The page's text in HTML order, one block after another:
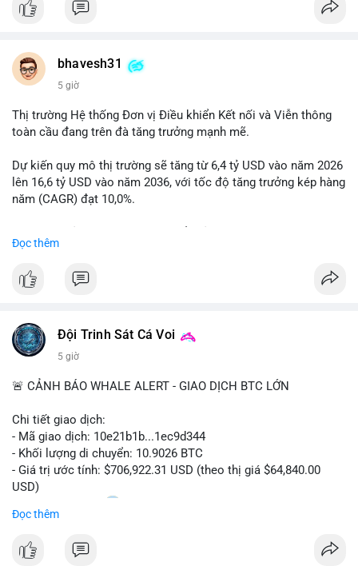
BTC breakout và lệnh long/short.
định crypto là 'vấn đề lớn' giúp giảm áp lực USD. • Binance hỗ
trợ cổ phiếu Apple/IBM. • Bài đăng hấp dẫn về $HFT, $SKYAI,
💡 NHẬN ĐỊNH & KHUYẾN NGHỊ: Tâm lý thị trường đang phân
coin (PENGU, CASHCAT) và tin cậy từ các dự án lớn (BTC,
SOL). Rủi ro tăng nếu không có thông tin rõ ràng về quy định.
bhavesh31
5 giờ
Thị trường Hệ thống Đơn vị Điều khiển Kết nối và Viễn thông
toàn cầu đang trên đà tăng trưởng mạnh mẽ.
Dự kiến quy mô thị trường sẽ tăng từ 6,4 tỷ USD vào năm 2026
lên 16,6 tỷ USD vào năm 2036, với tốc độ tăng trưởng kép hàng
năm (CAGR) đạt 10,0%.
trong các lĩnh vực ô tô, logistics và thiết bị thông minh.
Doanh nghiệp cần theo dõi xu hướng này để nắm bắt cơ hội
Đọc thêm
Đội Trinh Sát Cá Voi
5 giờ
🚨 CẢNH BÁO WHALE ALERT - GIAO DỊCH BTC LỚN
Chi tiết giao dịch:
- Mã giao dịch: 10e21b1b...1ec9d344
- Khối lượng di chuyển: 10.9026 BTC
- Giá trị ước tính: $706,922.31 USD (theo thị giá $64,840.00
USD)
- Thời gian: 18:20
Nhận định phân tích:
Giao dịch 10.9 BTC trị giá hơn 706 nghìn USD được thực hiện
Đọc thêm